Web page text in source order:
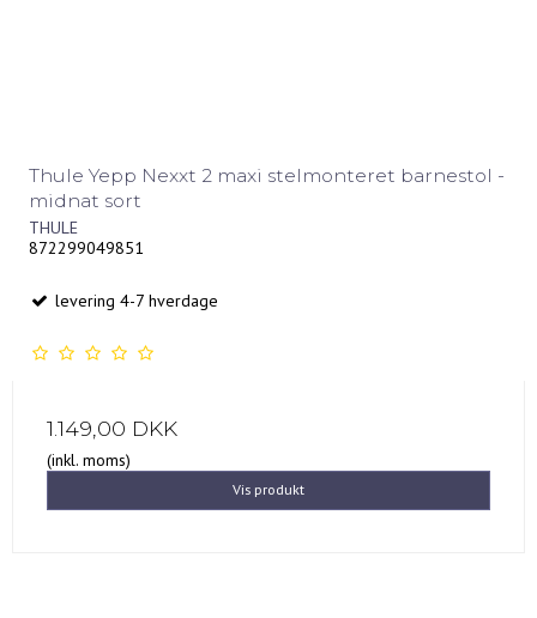
Thule Yepp Nexxt 2 maxi stelmonteret barnestol -
midnat sort
THULE
872299049851
levering 4-7 hverdage
1.149,00 DKK
(inkl. moms)
Vis produkt